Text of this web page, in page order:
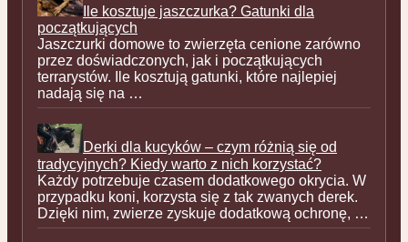
Ile kosztuje jaszczurka? Gatunki dla
początkujących
Jaszczurki domowe to zwierzęta cenione zarówno
przez doświadczonych, jak i początkujących
terrarystów. Ile kosztują gatunki, które najlepiej
nadają się na …
Derki dla kucyków – czym różnią się od
tradycyjnych? Kiedy warto z nich korzystać?
Każdy potrzebuje czasem dodatkowego okrycia. W
przypadku koni, korzysta się z tak zwanych derek.
Dzięki nim, zwierze zyskuje dodatkową ochronę, …